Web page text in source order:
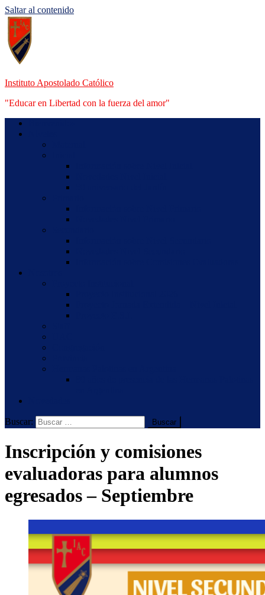
Saltar al contenido
Instituto Apostolado Católico
"Educar en Libertad con la fuerza del amor"
Buscar:
Inscripción y comisiones
evaluadoras para alumnos
egresados – Septiembre